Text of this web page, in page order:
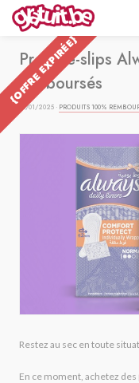
{OFFRE EXPIRÉE}
Protège-slips
remboursés
06/01/2025 · PRODUITS 100%
Restez au sec en toute
En ce moment, achetez des